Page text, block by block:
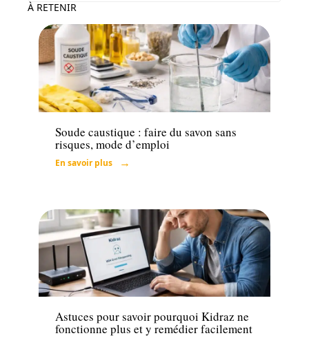
À RETENIR
Maison
Soude caustique : faire du savon sans
risques, mode d’emploi
En savoir plus
Tech
Astuces pour savoir pourquoi Kidraz ne
fonctionne plus et y remédier facilement